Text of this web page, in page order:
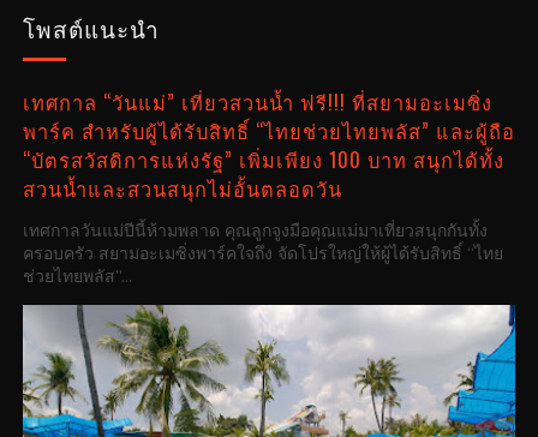
โพสต์แนะนำ
เทศกาล “วันแม่” เที่ยวสวนน้ำ ฟรี!!! ที่สยามอะเมซิ่ง
พาร์ค สำหรับผู้ได้รับสิทธิ์ “ไทยช่วยไทยพลัส” และผู้ถือ
“บัตรสวัสดิการแห่งรัฐ” เพิ่มเพียง 100 บาท สนุกได้ทั้ง
สวนน้ำและสวนสนุกไม่อั้นตลอดวัน
เทศกาลวันแม่ปีนี้ห้ามพลาด คุณลูกจูงมือคุณแม่มาเที่ยวสนุกกันทั้ง
ครอบครัว สยามอะเมซิ่งพาร์คใจถึง จัดโปรใหญ่ให้ผู้ได้รับสิทธิ์ “ไทย
ช่วยไทยพลัส”...